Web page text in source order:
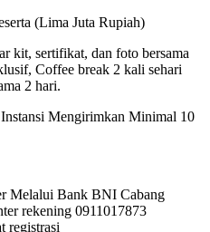
(Lima Juta Rupiah)
kit, sertifikat, dan foto bersama
Coffee break 2 kali sehari
2 hari.
Mengirimkan Minimal 10
Melalui Bank BNI Cabang
rekening 0911017873
registrasi